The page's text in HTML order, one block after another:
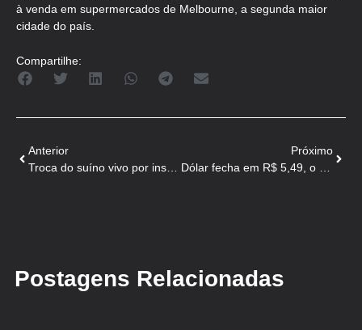
à venda em supermercados de Melbourne, a segunda maior
cidade do país.
Compartilhe:
Anterior
Próximo
Postagens Relacionadas